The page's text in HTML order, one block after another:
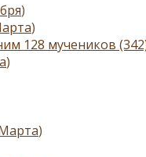
)
)
128 мучеников
)
)